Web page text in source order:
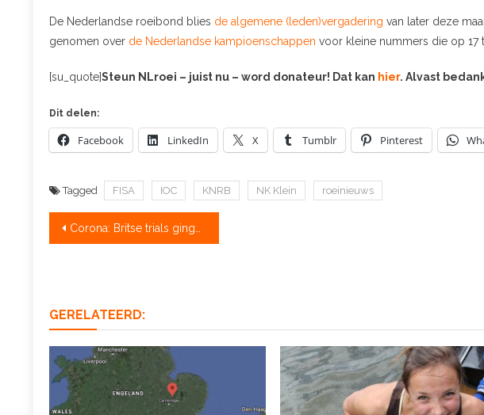
De Nederlandse roeibond blies de algemene (leden)vergadering van later deze
genomen over de Nederlandse kampioenschappen voor kleine nummers die op 17
[su_quote]Steun NLroei – juist nu – word donateur! Dat kan hier. Alvast
Dit delen:
Facebook LinkedIn X Tumblr Pinterest
Tagged FISA IOC KNRB NK Klein roeinieuws
Bericht
Corona: Britse trials gingen door, seizoen VS geannuleerd
GERELATEERD: